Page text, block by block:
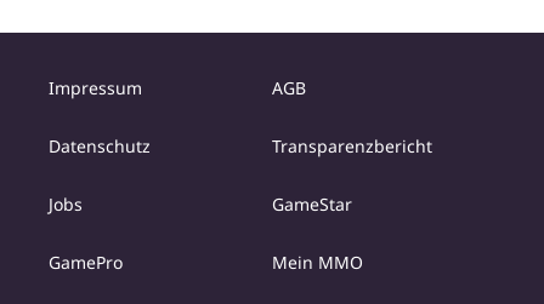
Impressum AGB
Datenschutz Transparenzbericht
Jobs GameStar
GamePro Mein MMO